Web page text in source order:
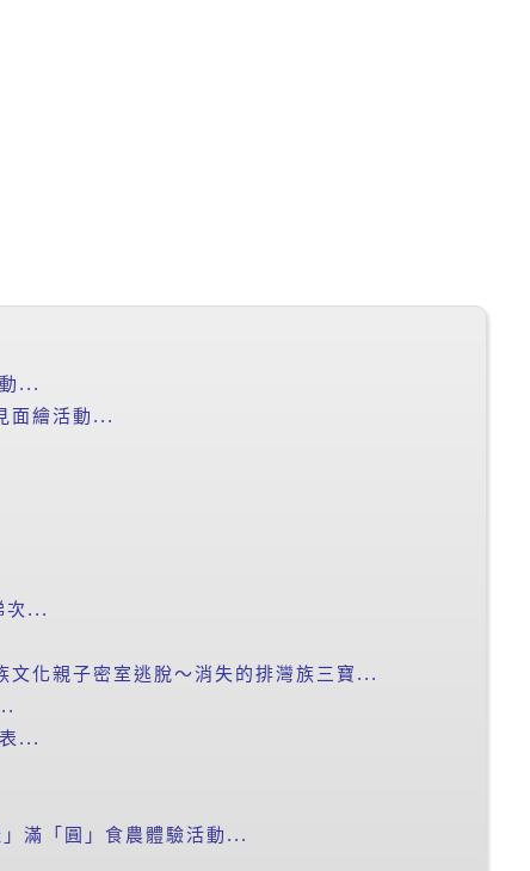
...
面繪活動...
次...
文化親子密室逃脫～消失的排灣族三寶...
...
滿「圓」食農體驗活動...